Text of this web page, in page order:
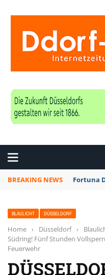
BREAKING NEWS Fortuna
BLAULICHT DÜSSELDORF
Home › Düsseldorf ›
Südring! Fünf Stunden
Feuerwehr